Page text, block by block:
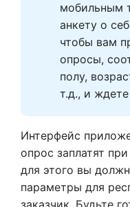
мобильным
анкету о
чтобы вам
опросы,
полу,
т.д., и
Интерфейс
опрос заплатят
для этого вы
параметры для
заказчик. Будьте